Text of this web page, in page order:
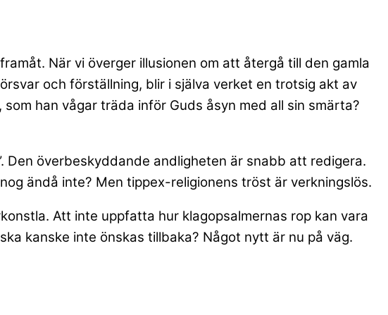
När vi överger illusionen om att återgå till den gamla
och förställning, blir i själva verket en trotsig akt av
han vågar träda inför Guds åsyn med all sin smärta?
Den överbeskyddande andligheten är snabb att redigera.
ändå inte? Men tippex-religionens tröst är verkningslös.
Att inte uppfatta hur klagopsalmernas rop kan vara
kanske inte önskas tillbaka? Något nytt är nu på väg.